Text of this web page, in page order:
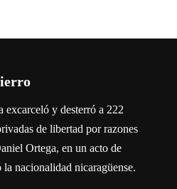
y desterró a 222
de libertad por razones
Ortega, en un acto de
nacionalidad nicaragüense.